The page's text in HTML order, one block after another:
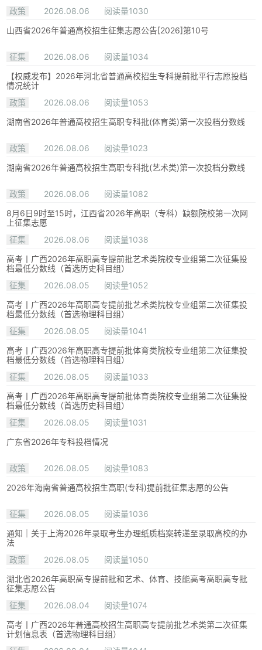
政策
2026.08.06
阅读量1030
山西省2026年普通高校招生征集志愿公告[2026]第10号
征集 2026.08.06
阅读量1034
【权威发布】2026年河北省普通高校招生专科提前批平行志愿投档
情况统计
政策
2026.08.06
阅读量1053
湖南省2026年普通高校招生高职专科批(体育类)第一次投档分数线
政策 2026.08.06
阅读量1023
湖南省2026年普通高校招生高职专科批(艺术类)第一次投档分数线
政策 2026.08.06
阅读量1082
8月6日9时至15时，江西省2026年高职（专科）缺额院校第一次网
上征集志愿
征集
2026.08.06
阅读量1038
高考丨广西2026年高职高专提前批艺术类院校专业组第二次征集投
档最低分数线（首选历史科目组）
征集
2026.08.05
阅读量1052
高考丨广西2026年高职高专提前批艺术类院校专业组第二次征集投
档最低分数线（首选物理科目组）
征集
2026.08.05
阅读量1041
高考丨广西2026年高职高专提前批体育类院校专业组第二次征集投
档最低分数线（首选物理科目组）
征集
2026.08.05
阅读量1033
高考丨广西2026年高职高专提前批体育类院校专业组第二次征集投
档最低分数线（首选历史科目组）
征集
2026.08.05
阅读量1031
广东省2026年专科投档情况
政策 2026.08.05
阅读量1083
2026年海南省普通高校招生高职(专科)提前批征集志愿的公告
征集 2026.08.05
阅读量1036
通知｜关于上海2026年录取考生办理纸质档案转递至录取高校的办
法
政策
2026.08.05
阅读量1050
湖北省2026年高职高专提前批和艺术、体育、技能高考高职高专批
征集志愿公告
征集
2026.08.04
阅读量1074
高考丨广西2026年普通高校招生高职高专提前批艺术类第二次征集
计划信息表（首选物理科目组）